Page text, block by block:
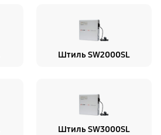
Штиль SW2000SL
Штиль SW3000SL